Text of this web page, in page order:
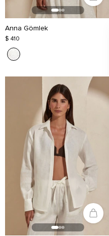
Anna Gömlek
$ 410